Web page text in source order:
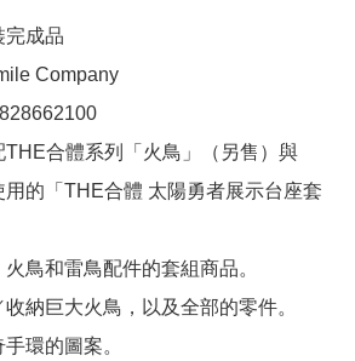
完成品
Company
合體系列「火鳥」（另售）與
用的「THE合體 太陽勇者展示台座套
鳥和雷鳥配件的套組商品。
收納巨大火鳥，以及全部的零件。
環的圖案。